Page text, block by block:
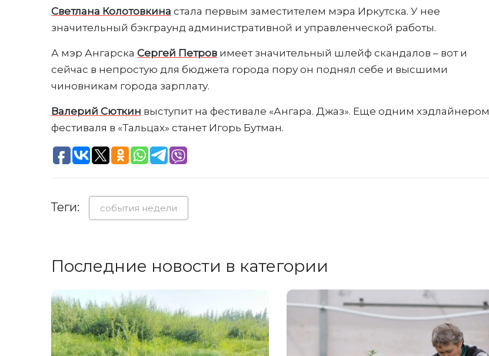
Светлана Колотовкина стала первым заместителем мэра Иркутска. У нее
значительный бэкграунд административной и управленческой работы.
А мэр Ангарска Сергей Петров имеет значительный шлейф скандалов – вот и
сейчас в непростую для бюджета города пору он поднял себе и высшими
чиновникам города зарплату.
Валерий Сюткин выступит на фестивале «Ангара. Джаз». Еще одним хэдлайнером
фестиваля в «Тальцах» станет Игорь Бутман.
Теги: события недели
Последние новости в категории